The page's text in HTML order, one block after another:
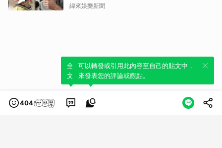
緯來娛樂新聞
404
全新體驗！一鍵引用此內容，透過發布貼
文來輕鬆表達個人立場。
可以轉發或引用此內容至自己的貼文中，
來發表您的評論或觀點。